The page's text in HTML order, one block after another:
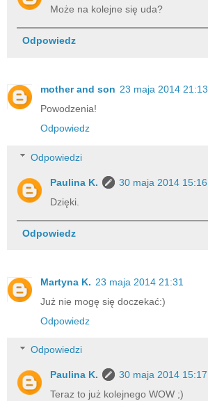
Może na kolejne się uda?
Odpowiedz
mother and son 23 maja 2014 21:13
Powodzenia!
Odpowiedz
Odpowiedzi
Paulina K.
30 maja 2014 15:16
Dzięki.
Odpowiedz
Martyna K. 23 maja 2014 21:31
Już nie mogę się doczekać:)
Odpowiedz
Odpowiedzi
Paulina K.
30 maja 2014 15:17
Teraz to już kolejnego WOW ;)